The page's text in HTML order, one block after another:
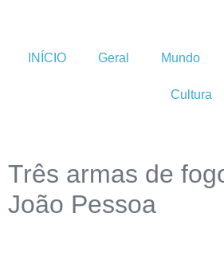
INÍCIO Geral Mundo
Cultura
Três armas de
João Pessoa